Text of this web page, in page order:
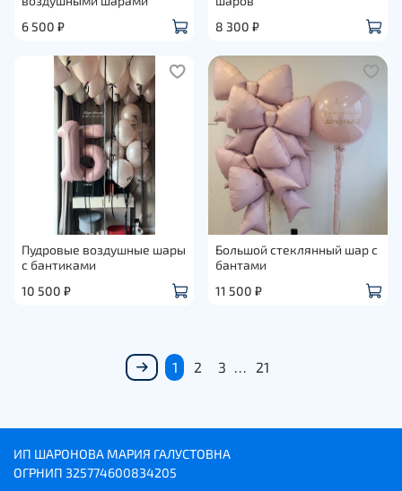
6 500 ₽
8 300 ₽
Пудровые воздушные шары
с бантиками
10 500 ₽
Большой стеклянный шар с
бантами
11 500 ₽
1 2 3 21
ИП ШАРОНОВА МАРИЯ ГАЛУСТОВНА
ОГРНИП 325774600834205